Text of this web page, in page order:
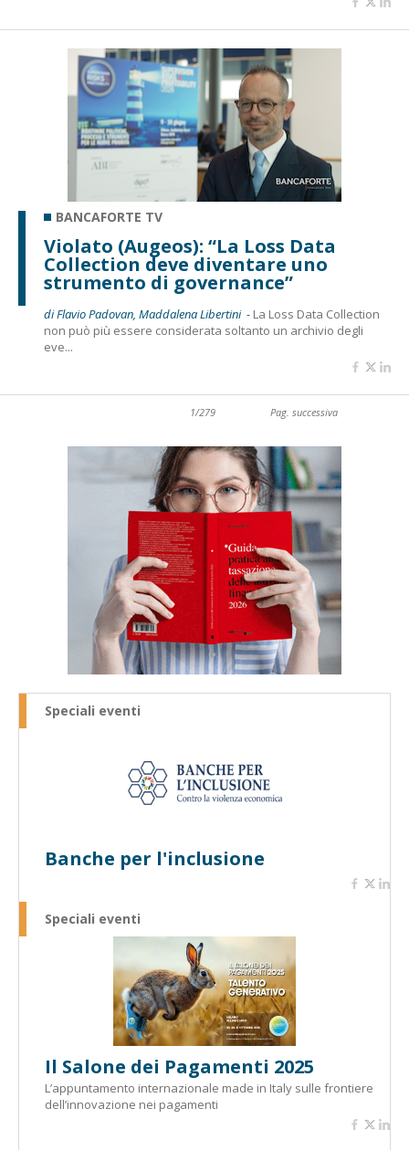
BANCAFORTE TV
Violato (Augeos): “La Loss Data
Collection deve diventare uno
strumento di governance”
di Flavio Padovan, Maddalena Libertini - La Loss Data Collection
non può più essere considerata soltanto un archivio degli
eve...
1/279 Pag. successiva
Speciali eventi
Banche per l'inclusione
Speciali eventi
Il Salone dei Pagamenti 2025
L’appuntamento internazionale made in Italy sulle frontiere
dell’innovazione nei pagamenti